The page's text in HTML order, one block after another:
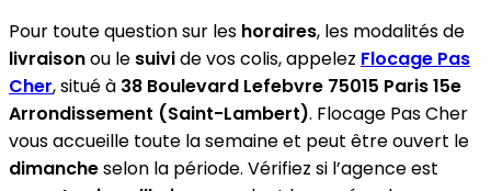
Pour toute question sur les horaires, les modalités de
livraisonou le suivide vos colis, appelez Flocage Pas
Cher, situé à 38 Boulevard Lefebvre 75015 Paris 15e
Arrondissement (Saint-Lambert). Flocage Pas Cher
vous accueille toute la semaine et peut être ouvert le
dimancheselon la période. Vérifiez si l’agence est